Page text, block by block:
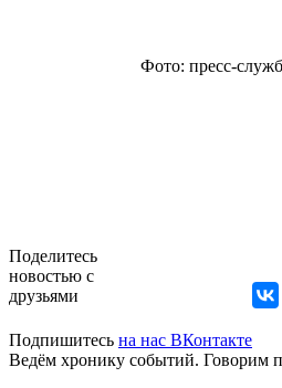
Фото: пресс-
Поделитесь
новостью с
друзьями
Подпишитесь на нас ВКонтакте
Ведём хронику событий. Говорим